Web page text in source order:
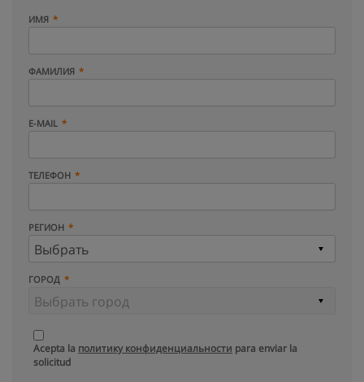
ИМЯ
ФАМИЛИЯ
E-MAIL
ТЕЛЕФОН
РЕГИОН
ГОРОД
Acepta la политику конфиденциальности para enviar la
solicitud